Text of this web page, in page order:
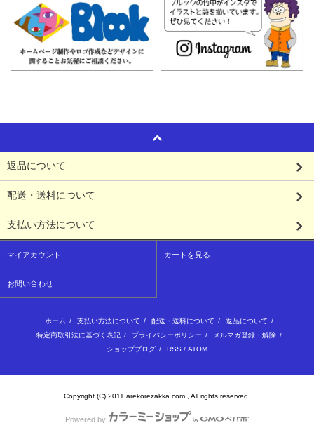
返品について
配送・送料について
支払い方法について
マイアカウント カートを見る
お問い合わせ
ホーム / 支払い方法について / 配送・送料について / 返品について /
特定商取引法に基づく表記 / プライバシーポリシー / メルマガ登録・解除 /
ショップブログ / RSS / ATOM
Copyright (C) 2011 arekorezakka.com , All rights reserved.
Powered by